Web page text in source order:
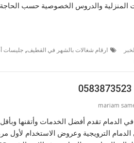
المنزلية والدروس الخصوصية حسب
ارقام شغالات بالشهر في القطيف, جليسات
mariam
الدمام تقدم أفضل الخدمات وأتقنها
الترويجية وعروض الاستخدام